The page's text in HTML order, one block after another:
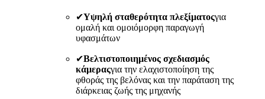
✔Υψηλή σταθερότητα πλεξίματοςγια
ομαλή και ομοιόμορφη παραγωγή
υφασμάτων
✔Βελτιστοποιημένος σχεδιασμός
κάμεραςγια την ελαχιστοποίηση της
φθοράς της βελόνας και την παράταση της
διάρκειας ζωής της μηχανής